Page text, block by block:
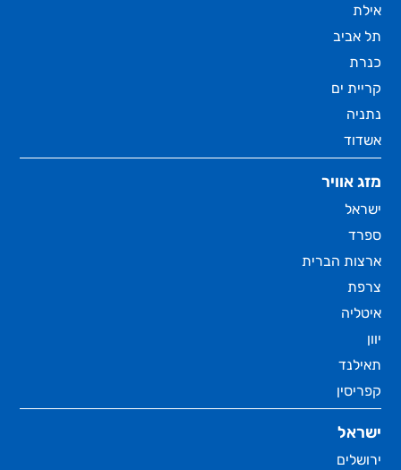
אילת
תל אביב
כנרת
קריית ים
נתניה
אשדוד
מזג אוויר
ישראל
ספרד
ארצות הברית
צרפת
איטליה
יוון
תאילנד
קפריסין
ישראל
ירושלים